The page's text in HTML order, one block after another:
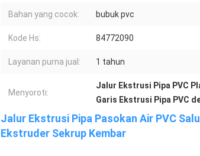
Bahan yang cocok: bubuk pvc
Kode Hs: 84772090
Layanan purna jual: 1 tahun
Menyoroti:
Jalur Ekstrusi Pipa PVC
Garis Ekstrusi Pipa PVC
Jalur Ekstrusi Pipa Pasokan Air PVC
Ekstruder Sekrup Kembar